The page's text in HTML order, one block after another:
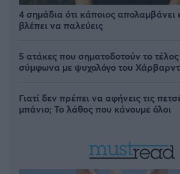
4 σημάδια ότι κάποιος
βλέπει να παλεύεις
5 ατάκες που σηματοδοτούν το
σύμφωνα με ψυχολόγο του Χάρβαρντ
Γιατί δεν πρέπει να αφήνεις τις
μπάνιο; Το λάθος που κάνουμε όλοι